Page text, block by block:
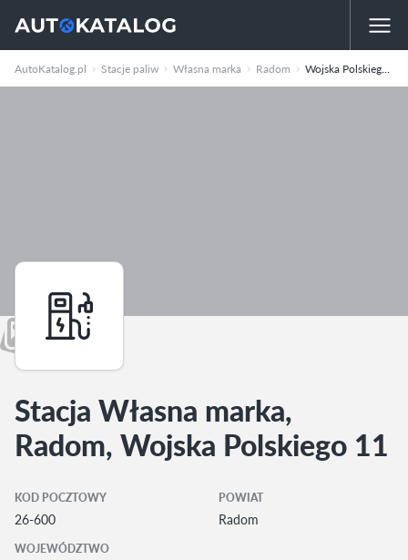
AutoKatalog.pl Stacje paliw Własna marka Radom Wojska Polskiego 11
Stacja Własna marka,
Radom, Wojska Polskiego 11
KOD POCZTOWY
26-600
POWIAT
Radom
WOJEWÓDZTWO